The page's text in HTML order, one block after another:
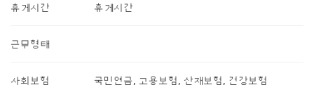
휴게시간 휴게시간
근무형태
사회보험 국민연금, 고용보험, 산재보험, 건강보험